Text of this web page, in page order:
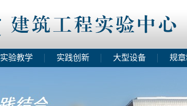
实验教学 实践创新 大型设备 规